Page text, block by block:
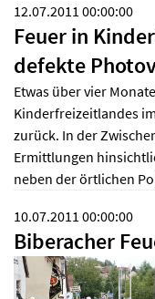
12.07.2011 00:00:00
Feuer in
defekte
Etwas über vier
Kinderfreizeitlandes
zurück. In der
Ermittlungen
neben der örtlichen
10.07.2011 00:00:00
Biberacher